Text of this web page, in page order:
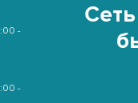
-
-